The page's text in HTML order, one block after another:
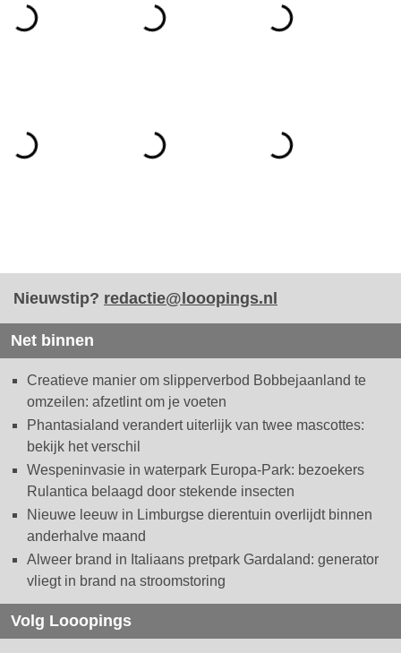
Nieuwstip? redactie@looopings.nl
Net binnen
Creatieve manier om slipperverbod Bobbejaanland te
omzeilen: afzetlint om je voeten
Phantasialand verandert uiterlijk van twee mascottes:
bekijk het verschil
Wespeninvasie in waterpark Europa-Park: bezoekers
Rulantica belaagd door stekende insecten
Nieuwe leeuw in Limburgse dierentuin overlijdt binnen
anderhalve maand
Alweer brand in Italiaans pretpark Gardaland: generator
vliegt in brand na stroomstoring
Volg Looopings